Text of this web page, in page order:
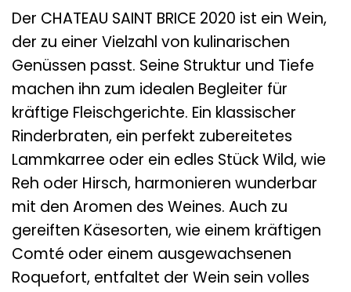
Der CHATEAU SAINT BRICE 2020 ist ein Wein,
der zu einer Vielzahl von kulinarischen
Genüssen passt. Seine Struktur und Tiefe
machen ihn zum idealen Begleiter für
kräftige Fleischgerichte. Ein klassischer
Rinderbraten, ein perfekt zubereitetes
Lammkarree oder ein edles Stück Wild, wie
Reh oder Hirsch, harmonieren wunderbar
mit den Aromen des Weines. Auch zu
gereiften Käsesorten, wie einem kräftigen
Comté oder einem ausgewachsenen
Roquefort, entfaltet der Wein sein volles